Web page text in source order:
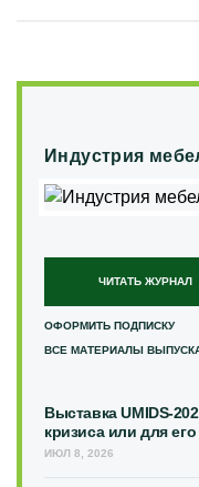
Индустрия
ЧИТАТЬ ЖУРНАЛ
ОФОРМИТЬ ПОДПИСКУ
ВСЕ МАТЕРИАЛЫ
Выставка UMIDS-
кризиса или для
ИЮЛ 8, 2026